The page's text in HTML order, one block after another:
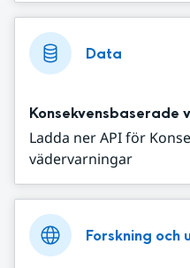
Data
Konsekvensbaserade
Ladda ner API för
vädervarningar
Forskning och